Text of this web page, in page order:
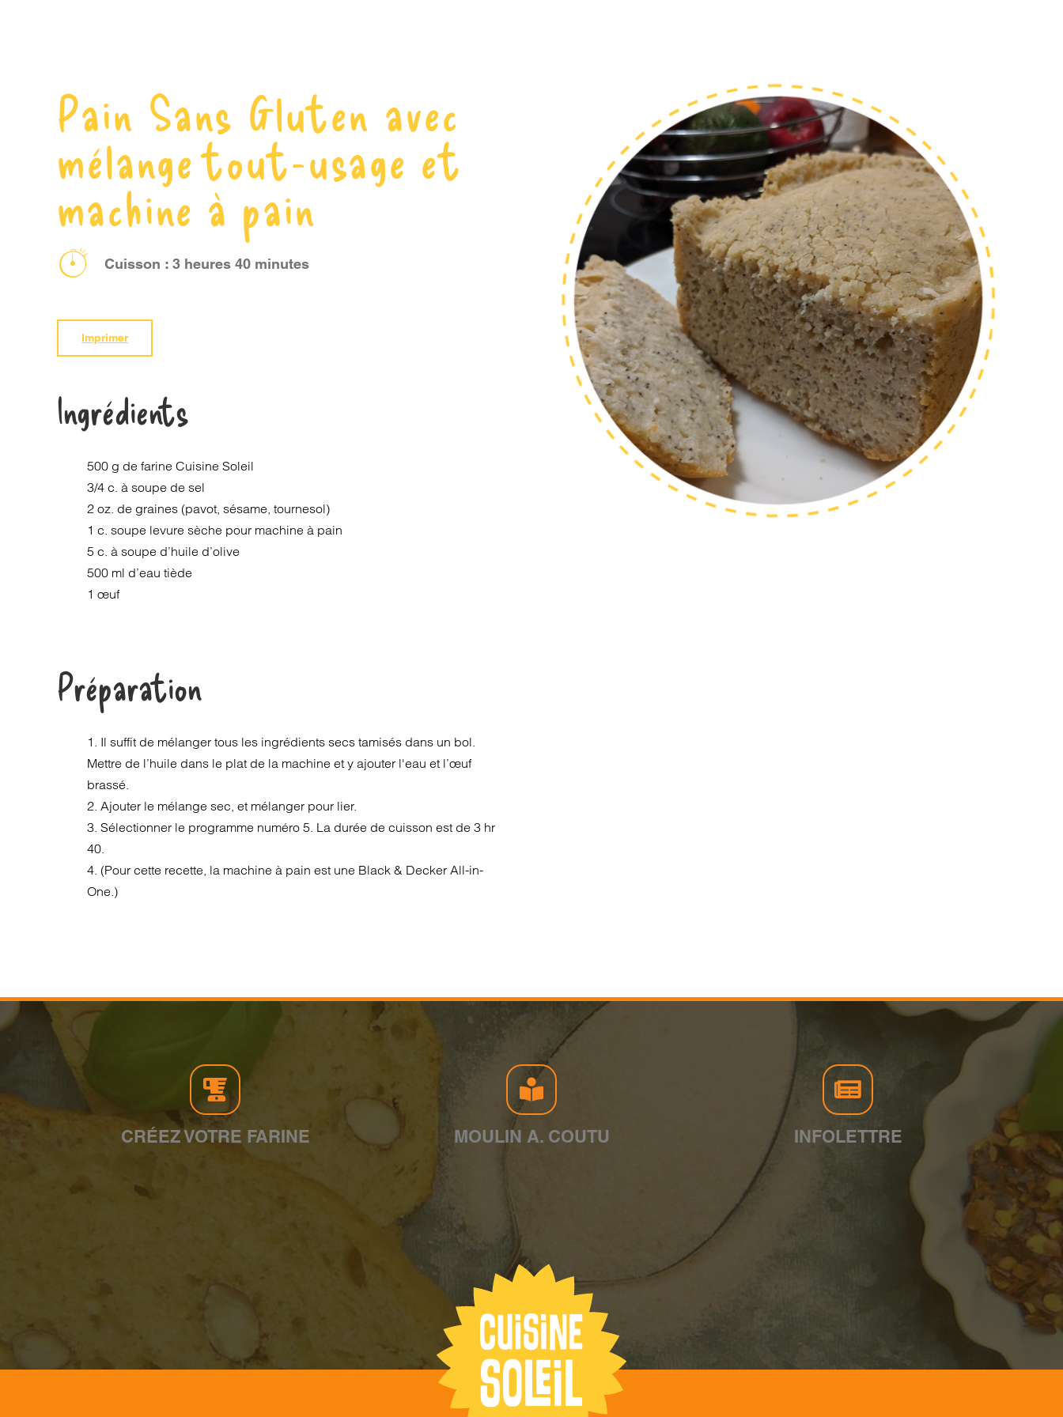
Pain Sans Gluten avec
mélange tout-usage et
machine à pain
Cuisson : 3 heures 40 minutes
Imprimer
Ingrédients
500 g de farine Cuisine Soleil
3/4 c. à soupe de sel
2 oz. de graines (pavot, sésame, tournesol)
1 c. soupe levure sèche pour machine à pain
5 c. à soupe d’huile d’olive
500 ml d’eau tiède
1 œuf
Préparation
1. Il suffit de mélanger tous les ingrédients secs tamisés dans un bol.
Mettre de l’huile dans le plat de la machine et y ajouter l'eau et l’œuf
brassé.
2. Ajouter le mélange sec, et mélanger pour lier.
3. Sélectionner le programme numéro 5. La durée de cuisson est de 3 hr
40.
4. (Pour cette recette, la machine à pain est une Black & Decker All-in-
One.)
CRÉEZ VOTRE FARINE MOULIN A. COUTU INFOLETTRE